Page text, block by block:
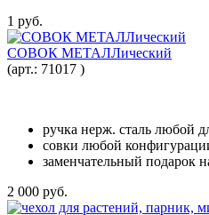
1 руб.
СОВОК МЕТАЛЛический
(арт.: 71017 )
ручка нерж. сталь любой
совки любой
заменчательный подарок
2 000 руб.